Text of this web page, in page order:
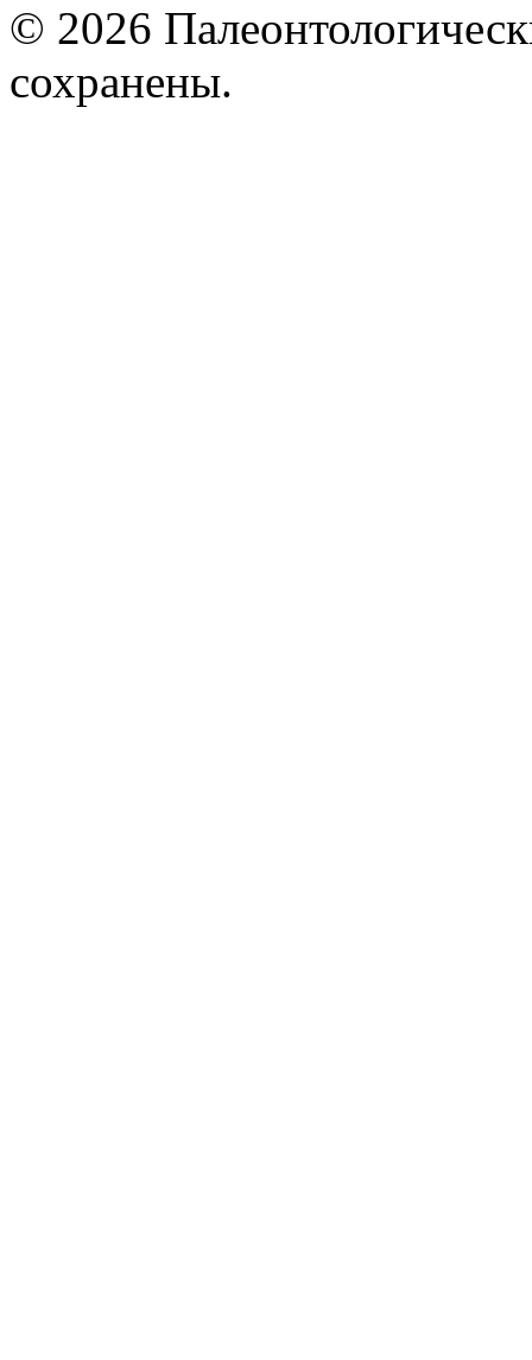
© 2026
сохранены.